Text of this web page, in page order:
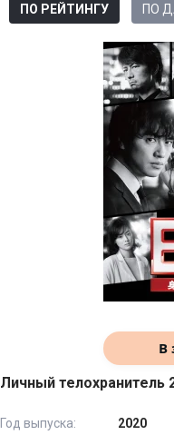
ПО РЕЙТИНГУ ПО
В
Личный телохранитель
Год выпуска: 2020